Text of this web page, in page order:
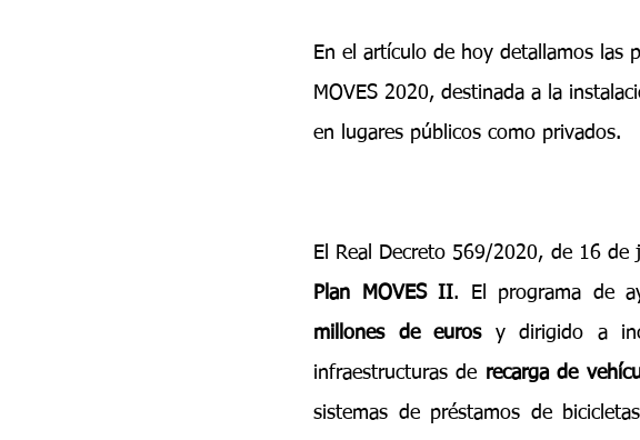
En el artículo de hoy detallamos las
MOVES 2020, destinada a la
en lugares públicos como privados.
Plan MOVES II. El programa de
millones de euros y dirigido a
infraestructuras de recarga de
sistemas de préstamos de